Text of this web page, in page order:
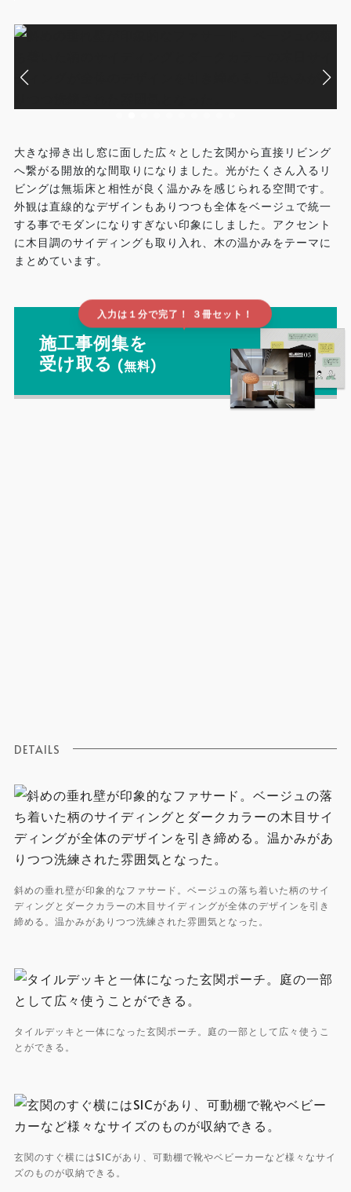
大きな掃き出し窓に面した広々とした玄関から直接リビング
へ繋がる開放的な間取りになりました。光がたくさん入るリ
ビングは無垢床と相性が良く温かみを感じられる空間です。
外観は直線的なデザインもありつつも全体をベージュで統一
する事でモダンになりすぎない印象にしました。アクセント
に木目調のサイディングも取り入れ、木の温かみをテーマに
まとめています。
入力は１分で完了！ ３冊セット！
▲
施工事例集を
受け取る (無料)
DETAILS
斜めの垂れ壁が印象的なファサード。ベージュの落ち着いた柄のサイ
ディングとダークカラーの木目サイディングが全体のデザインを引き
締める。温かみがありつつ洗練された雰囲気となった。
タイルデッキと一体になった玄関ポーチ。庭の一部として広々使うこ
とができる。
玄関のすぐ横にはSICがあり、可動棚で靴やベビーカーなど様々なサイ
ズのものが収納できる。